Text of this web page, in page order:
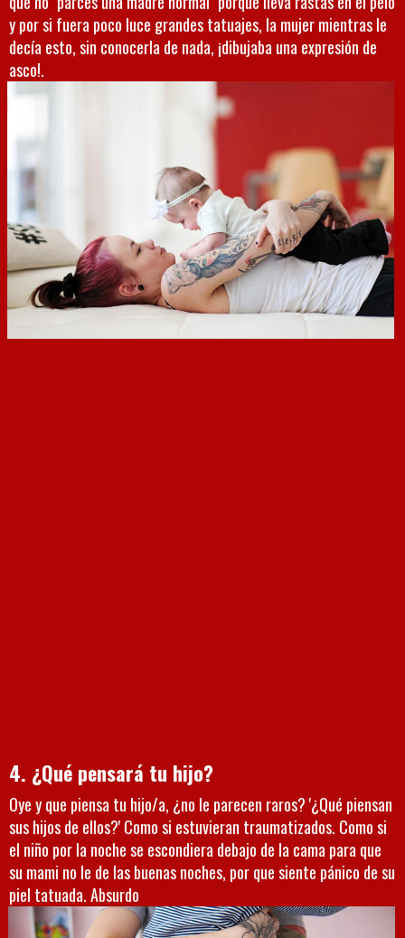
y por si fuera poco luce grandes tatuajes, la mujer mientras le
decía esto, sin conocerla de nada, ¡dibujaba una expresión de
asco!.
4. ¿Qué pensará tu hijo?
Oye y que piensa tu hijo/a, ¿no le parecen raros? '¿Qué piensan
sus hijos de ellos?' Como si estuvieran traumatizados. Como si
el niño por la noche se escondiera debajo de la cama para que
su mami no le de las buenas noches, por que siente pánico de su
piel tatuada. Absurdo